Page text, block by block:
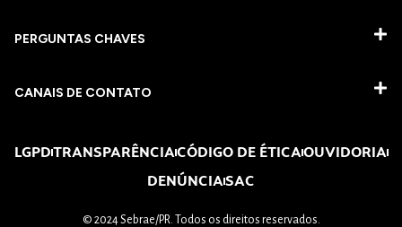
PERGUNTAS CHAVES​
CANAIS DE CONTATO
LGPDTRANSPARÊNCIACÓDIGO DE ÉTICAOUVIDORIA
DENÚNCIASAC
© 2024 Sebrae/PR. Todos os direitos reservados.